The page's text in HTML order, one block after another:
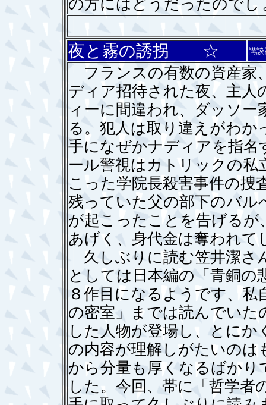
の方にはどうだったので
夜と霧の誘拐 ☆ 講
フランスの有数の資産家
ディア招待された夜、主人
ィーに間違われ、ダッソ
る。犯人は取り違えがわか
手になぜかナディアを指名
ール警視はカトリックの私
こった学院長殺害事件の
残っていた父の部下のバル
が起こったことを告げる
あげく、身代金は奪われて
久しぶりに読む笠井潔さ
としては日本編の「青銅
８作目になるようです、
の密室」までは読んでいた
した人物が登場し、とに
の内容が理解しがたいのは
から分量も厚くなるばか
した。今回、帯に「哲学者